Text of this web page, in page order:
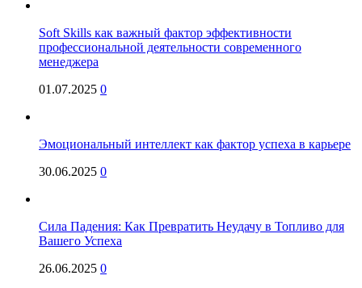
Soft Skills как важный фактор эффективности
профессиональной деятельности современного
менеджера
01.07.2025 0
Эмоциональный интеллект как фактор успеха в карьере
30.06.2025 0
Сила Падения: Как Превратить Неудачу в Топливо для
Вашего Успеха
26.06.2025 0